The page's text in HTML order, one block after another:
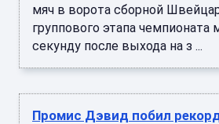
мяч в ворота сборной
группового этапа чемпионата
секунду после выхода на з ...
Промис Дэвид побил